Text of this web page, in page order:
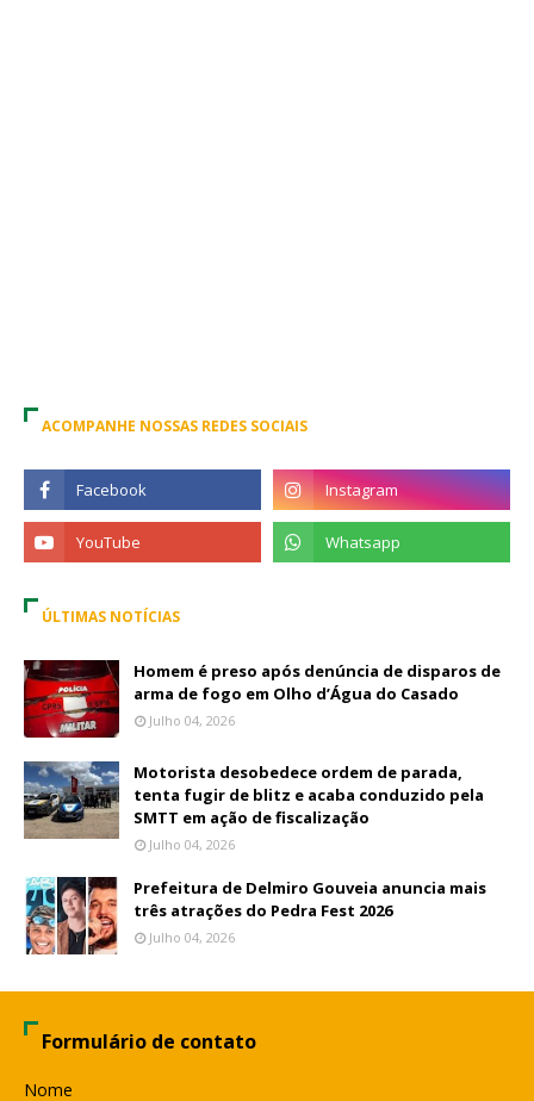
ACOMPANHE NOSSAS REDES SOCIAIS
ÚLTIMAS NOTÍCIAS
Homem é preso após denúncia de disparos de
arma de fogo em Olho d’Água do Casado
Julho 04, 2026
Motorista desobedece ordem de parada,
tenta fugir de blitz e acaba conduzido pela
SMTT em ação de fiscalização
Julho 04, 2026
Prefeitura de Delmiro Gouveia anuncia mais
três atrações do Pedra Fest 2026
Julho 04, 2026
Formulário de contato
Nome